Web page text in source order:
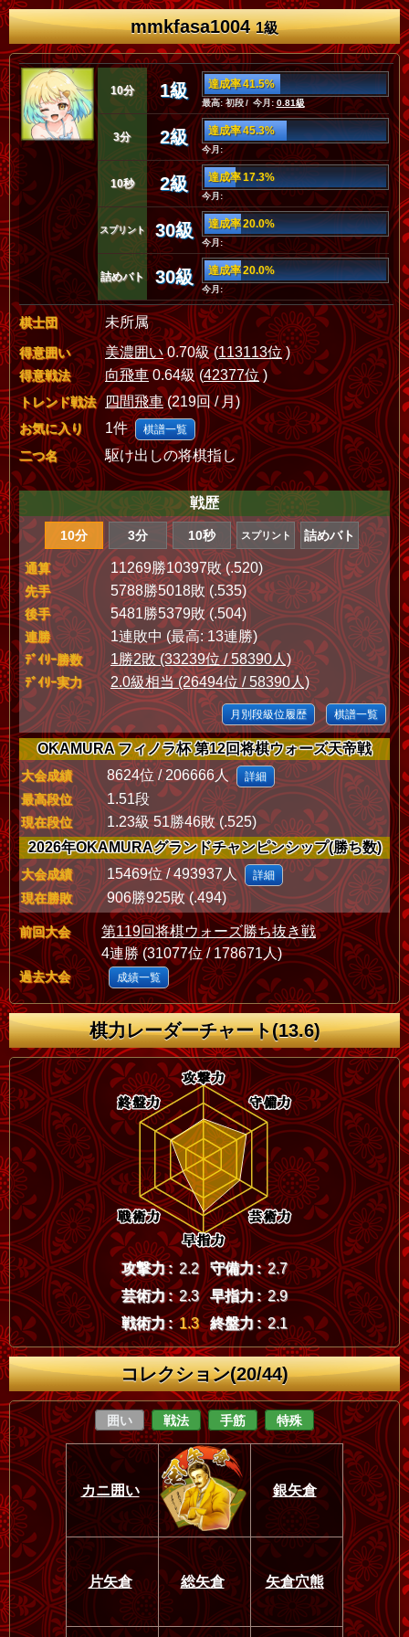
mmkfasa10041級
10分 1級 達成率 41.5%
最高: 初段 / 今月:0.81級
3分 2級 達成率 45.3%
今月:
10秒 2級 達成率 17.3%
今月:
スプリント 30級 達成率 20.0%
今月:
詰めバト 30級 達成率 20.0%
今月:
棋士団 未所属
得意囲い 美濃囲い0.70級 (113113位)
得意戦法 向飛車0.64級 (42377位)
トレンド戦法 四間飛車(219回 / 月)
お気に入り 1件 棋譜一覧
二つ名 駆け出しの将棋指し
戦歴
10分 3分 10秒 スプリント 詰めバト
通算 11269勝10397敗 (.520)
先手 5788勝5018敗 (.535)
後手 5481勝5379敗 (.504)
連勝 1連敗中 (最高: 13連勝)
ﾃﾞｲﾘｰ勝数 1勝2敗 (33239位 / 58390人)
ﾃﾞｲﾘｰ実力 2.0級相当 (26494位 / 58390人)
月別段級位履歴 棋譜一覧
OKAMURA フィノラ杯 第12回将棋ウォーズ天帝戦
大会成績 8624位 / 206666人 詳細
最高段位 1.51段
現在段位
1.23級 51勝46敗 (.525)
2026年OKAMURAグランドチャンピンシップ(勝ち数)
大会成績 15469位 / 493937人 詳細
現在勝敗 906勝925敗 (.494)
前回大会
第119回将棋ウォーズ勝ち抜き戦
4連勝 (31077位 / 178671人)
過去大会 成績一覧
棋力レーダーチャート(13.6)
攻撃力 : 2.2 守備力 : 2.7
芸術力 : 2.3 早指力 : 2.9
戦術力 : 1.3 終盤力 : 2.1
コレクション(20/44)
囲い 戦法 手筋 特殊
カニ囲い 銀矢倉
片矢倉 総矢倉 矢倉穴熊